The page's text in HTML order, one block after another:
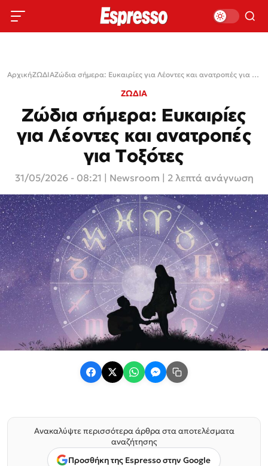
Αρχική›ΖΩΔΙΑ› Ζώδια σήμερα: Ευκαιρίες για Λέοντες και ανατροπές για Τοξότες
ΖΩΔΙΑ
Ζώδια σήμερα: Ευκαιρίες
για Λέοντες και ανατροπές
για Τοξότες
31/05/2026 - 08:21 Newsroom | 2 λεπτά ανάγνωση
Ανακαλύψτε περισσότερα άρθρα στα αποτελέσματα
αναζήτησης
Προσθήκη της Espresso στην Google